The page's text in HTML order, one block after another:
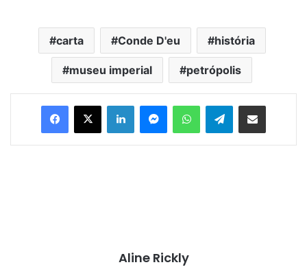
carta Conde D'eu história
museu imperial petrópolis
Telegram
Aline Rickly